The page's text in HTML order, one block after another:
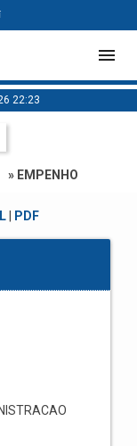
22:23
» EMPENHO
| PDF